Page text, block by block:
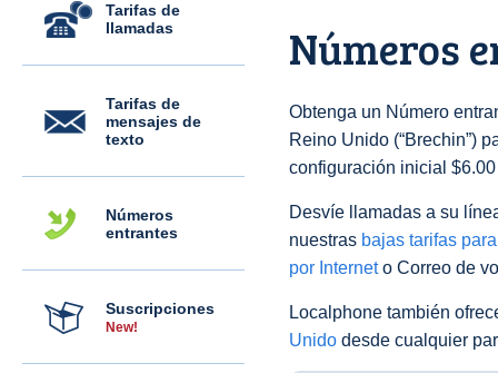
Tarifas de
llamadas
Tarifas de
mensajes de
texto
Números
entrantes
Suscripciones
New!
Números
Obtenga un Número
Reino Unido (“Brechin”)
configuración inicial
Desvíe llamadas a su
nuestras bajas tarifas
por Interneto Correo de
Localphone también
Unido desde cualquier